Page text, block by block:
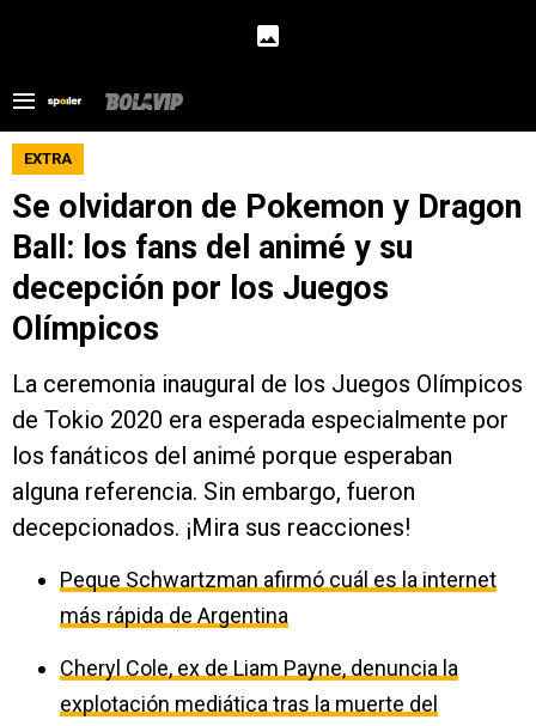
EXTRA
Se olvidaron de Pokemon y Dragon
Ball: los fans del animé y su
decepción por los Juegos
Olímpicos
La ceremonia inaugural de los Juegos Olímpicos
de Tokio 2020 era esperada especialmente por
los fanáticos del animé porque esperaban
alguna referencia. Sin embargo, fueron
decepcionados. ¡Mira sus reacciones!
Peque Schwartzman afirmó cuál es la internet
más rápida de Argentina
Cheryl Cole, ex de Liam Payne, denuncia la
explotación mediática tras la muerte del